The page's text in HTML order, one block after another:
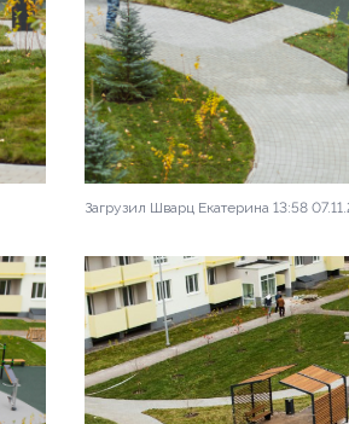
Загрузил Шварц Екатерина 13:58